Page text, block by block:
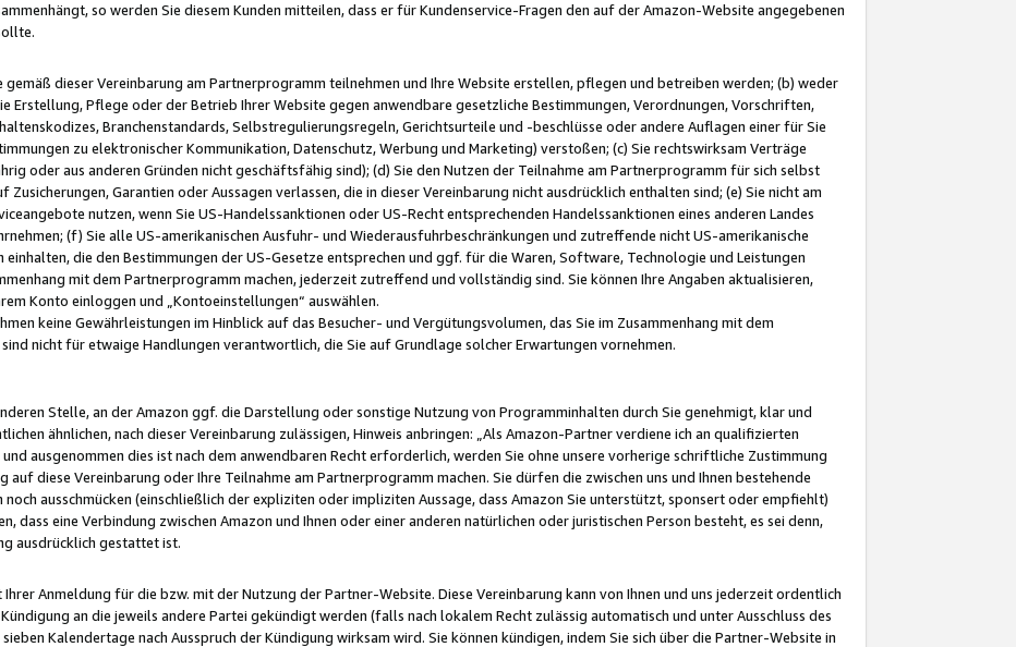
so werden Sie diesem Kunden mitteilen, dass er für Kundenservice-Fragen den auf der Amazon-Website angegebenen
gemäß dieser Vereinbarung am Partnerprogramm teilnehmen und Ihre Website erstellen, pflegen und betreiben werden; (b) weder
Erstellung, Pflege oder der Betrieb Ihrer Website gegen anwendbare gesetzliche Bestimmungen, Verordnungen, Vorschriften,
Branchenstandards, Selbstregulierungsregeln, Gerichtsurteile und -beschlüsse oder andere Auflagen einer für Sie
zu elektronischer Kommunikation, Datenschutz, Werbung und Marketing) verstoßen; (c) Sie rechtswirksam Verträge
oder aus anderen Gründen nicht geschäftsfähig sind); (d) Sie den Nutzen der Teilnahme am Partnerprogramm für sich selbst
Garantien oder Aussagen verlassen, die in dieser Vereinbarung nicht ausdrücklich enthalten sind; (e) Sie nicht am
nutzen, wenn Sie US-Handelssanktionen oder US-Recht entsprechenden Handelssanktionen eines anderen Landes
(f) Sie alle US-amerikanischen Ausfuhr- und Wiederausfuhrbeschränkungen und zutreffende nicht US-amerikanische
die den Bestimmungen der US-Gesetze entsprechen und ggf. für die Waren, Software, Technologie und Leistungen
mit dem Partnerprogramm machen, jederzeit zutreffend und vollständig sind. Sie können Ihre Angaben aktualisieren,
Konto einloggen und „Kontoeinstellungen“ auswählen.
keine Gewährleistungen im Hinblick auf das Besucher- und Vergütungsvolumen, das Sie im Zusammenhang mit dem
nicht für etwaige Handlungen verantwortlich, die Sie auf Grundlage solcher Erwartungen vornehmen.
Stelle, an der Amazon ggf. die Darstellung oder sonstige Nutzung von Programminhalten durch Sie genehmigt, klar und
ähnlichen, nach dieser Vereinbarung zulässigen, Hinweis anbringen: „Als Amazon-Partner verdiene ich an qualifizierten
ausgenommen dies ist nach dem anwendbaren Recht erforderlich, werden Sie ohne unsere vorherige schriftliche Zustimmung
diese Vereinbarung oder Ihre Teilnahme am Partnerprogramm machen. Sie dürfen die zwischen uns und Ihnen bestehende
ausschmücken (einschließlich der expliziten oder impliziten Aussage, dass Amazon Sie unterstützt, sponsert oder empfiehlt)
dass eine Verbindung zwischen Amazon und Ihnen oder einer anderen natürlichen oder juristischen Person besteht, es sei denn,
ausdrücklich gestattet ist.
Anmeldung für die bzw. mit der Nutzung der Partner-Website. Diese Vereinbarung kann von Ihnen und uns jederzeit ordentlich
an die jeweils andere Partei gekündigt werden (falls nach lokalem Recht zulässig automatisch und unter Ausschluss des
Kalendertage nach Ausspruch der Kündigung wirksam wird. Sie können kündigen, indem Sie sich über die Partner-Website in